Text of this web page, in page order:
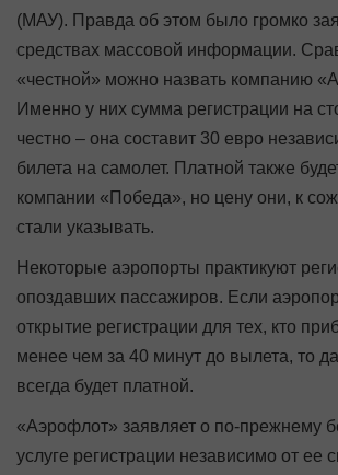
(МАУ). Правда об этом было громко
средствах массовой информации.
«честной» можно назвать компанию
Именно у них сумма регистрации на
честно – она составит 30 евро
билета на самолет. Платной также
компании «Победа», но цену они, к
стали указывать.
Некоторые аэропорты практикуют
опоздавших пассажиров. Если
открытие регистрации для тех, кто
менее чем за 40 минут до вылета, то
всегда будет платной.
«Аэрофлот» заявляет о по-прежнему
услуге регистрации независимо от ее